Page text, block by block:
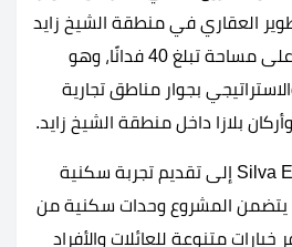
العقاري في منطقة الشيخ زايد
في مصر، يقع المشروع على مساحة تبلغ 40 فدانًا، وهو
بجوار مناطق تجارية
بلازا داخل منطقة الشيخ زايد.
يهدف Silva El Sheikh Zayed إلى تقديم تجربة سكنية
يتضمن المشروع وحدات سكنية من
خيارات متنوعة للعائلات والأفراد